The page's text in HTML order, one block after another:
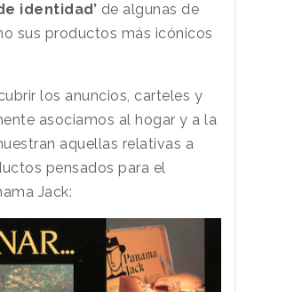
identidad’ de algunas de
sus productos más icónicos
los anuncios, carteles y
asociamos al hogar y a la
aquellas relativas a
pensados para el
Jack: